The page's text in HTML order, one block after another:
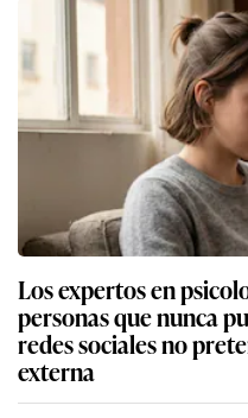
Los expertos en
personas que nunca
redes sociales no
externa